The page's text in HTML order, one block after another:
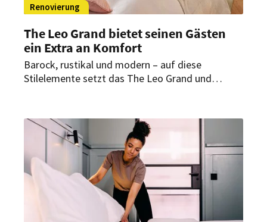
Renovierung
The Leo Grand bietet seinen Gästen
ein Extra an Komfort
Barock, rustikal und modern – auf diese
Stilelemente setzt das The Leo Grand und
Gestaltungskonzept zieht sich durch alle
Bereiche des Hauses – auch bis in die Bäder.
Damit bietet das Hotel seinen Gästen ein
ganzheitliches Luxuserlebnis.